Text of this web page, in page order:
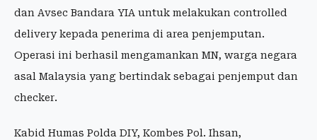
dan Avsec Bandara YIA untuk melakukan controlled
delivery kepada penerima di area penjemputan.
Operasi ini berhasil mengamankan MN, warga negara
asal Malaysia yang bertindak sebagai penjemput dan
checker.
Kabid Humas Polda DIY, Kombes Pol. Ihsan,